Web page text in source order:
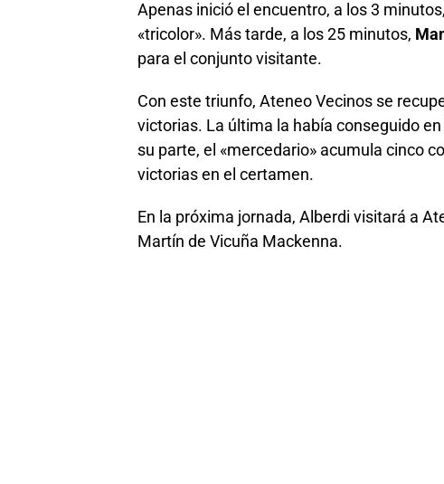
Apenas inició el encuentro, a los 3 minutos,
«tricolor». Más tarde, a los 25 minutos,
para el conjunto visitante.
Con este triunfo, Ateneo Vecinos se
victorias. La última la había conseguido
su parte, el «mercedario» acumula cinco
victorias en el certamen.
En la próxima jornada, Alberdi visitará a
Martín de Vicuña Mackenna.